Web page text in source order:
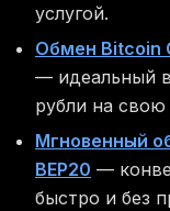
услугой.
Обмен Bitcoin
— идеальный
рубли на свою
Мгновенный
BEP20 —
быстро и без